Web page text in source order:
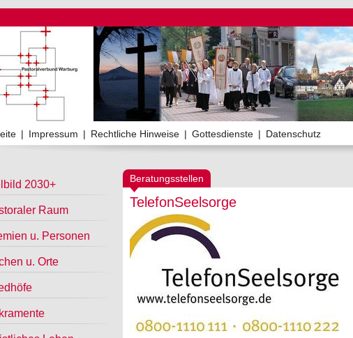
| Impressum | Rechtliche Hinweise | Gottesdienste | Datenschutz
2030+
Raum
u. Personen
u. Orte
Beratungsstellen
TelefonSeelsorge